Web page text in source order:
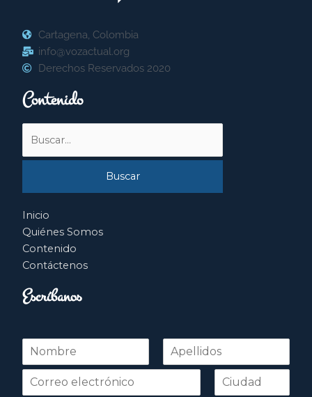
Cartagena, Colombia
info@vozactual.org
Derechos Reservados 2020
Contenido
por:
Inicio
Quiénes Somos
Contenido
Contáctenos
Escríbanos
N
m
Nombre Apellidos